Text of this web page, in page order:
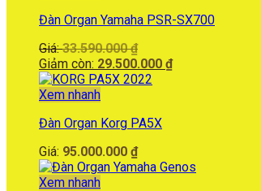
Đàn Organ Yamaha PSR-SX700
Giá:33.590.000₫
gốc
là:
Giảm còn: 29.500.000 ₫Giá
Xem nhanh
Đàn Organ Korg PA5X
Giá: 95.000.000 ₫
Xem nhanh